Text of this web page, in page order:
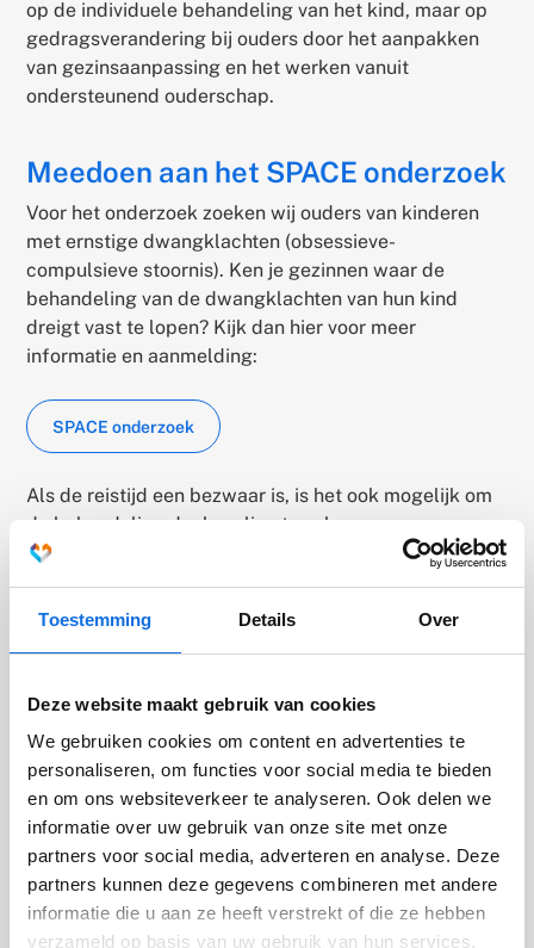
Toestemming Details Over
Deze website maakt gebruik van cookies
We gebruiken cookies om content en advertenties te
personaliseren, om functies voor social media te bieden
en om ons websiteverkeer te analyseren. Ook delen we
informatie over uw gebruik van onze site met onze
partners voor social media, adverteren en analyse. Deze
partners kunnen deze gegevens combineren met andere
informatie die u aan ze heeft verstrekt of die ze hebben
verzameld op basis van uw gebruik van hun services.
op de individuele behandeling van het kind, maar op
gedragsverandering bij ouders door het aanpakken
van gezinsaanpassing en het werken vanuit
ondersteunend ouderschap.
Meedoen aan het SPACE onderzoek
Voor het onderzoek zoeken wij ouders van kinderen
met ernstige dwangklachten (obsessieve-
compulsieve stoornis). Ken je gezinnen waar de
behandeling van de dwangklachten van hun kind
dreigt vast te lopen? Kijk dan hier voor meer
informatie en aanmelding:
SPACE onderzoek
Als de reistijd een bezwaar is, is het ook mogelijk om
de behandeling deels online te volgen.
De Levvel Up nieuwsbrief
Wil je niks missen over dit onderwerp? Schrijf je dan
thema's je nieuws wilt ontvangen.
Ik wil de nieuwsbrief ontvangen(externe link)